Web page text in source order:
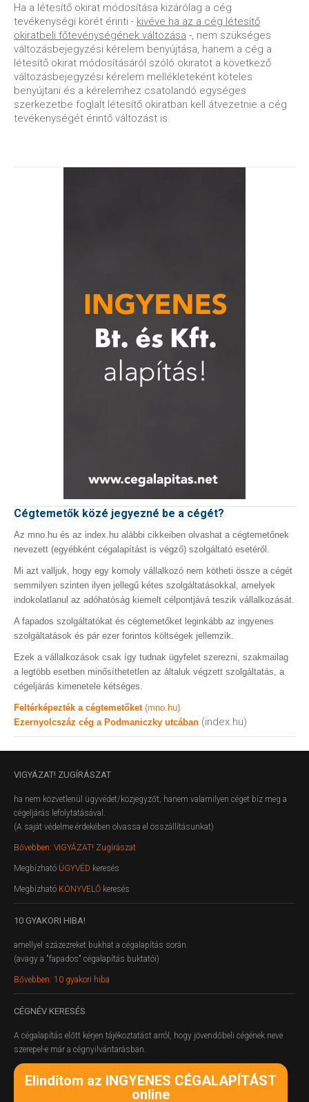
Ha a létesítő okirat módosítása kizárólag a cég
tevékenységi körét érinti - kivéve ha az a cég létesítő
okiratbeli főtevénységének változása -, nem szükséges
változásbejegyzési kérelem benyújtása, hanem a cég a
létesítő okirat módosításáról szóló okiratot a következő
változásbejegyzési kérelem mellékleteként köteles
benyújtani és a kérelemhez csatolandó egységes
szerkezetbe foglalt létesítő okiratban kell átvezetnie a cég
tevékenységét érintő változást is.
Cégtemetők közé jegyezné be a cégét?
Az mno.hu és az index.hu alábbi cikkeiben olvashat a cégtemetőnek
nevezett (egyébként cégalapítást is végző) szolgáltató esetéről.
Mi azt valljuk, hogy egy komoly vállalkozó nem kötheti össze a cégét
semmilyen szinten ilyen jellegű kétes szolgáltatásokkal, amelyek
indokolatlanul az adóhatóság kiemelt célpontjává teszik vállalkozását.
A fapados szolgáltatókat és cégtemetőket leginkább az ingyenes
szolgáltatások és pár ezer forintos költségek jellemzik.
Ezek a vállalkozások csak így tudnak ügyfelet szerezni, szakmailag
a legtöbb esetben minősíthetetlen az általuk végzett szolgáltatás, a
cégeljárás kimenetele kétséges.
Feltérképezték a cégtemetőket (mno.hu)
Ezernyolcszáz cég a Podmaniczky utcában (index.hu)
VIGYÁZAT! ZUGÍRÁSZAT
ha nem közvetlenül ügyvédet/közjegyzőt, hanem valamilyen céget bíz meg a
cégeljárás lefolytatásával.
(A saját védelme érdekében olvassa el összállításunkat)
Bővebben: VIGYÁZAT! Zugírászat
Megbízható ÜGYVÉD keresés
Megbízható KÖNYVELŐ keresés
10 GYAKORI HIBA!
amellyel százezreket bukhat a cégalapítás során.
(avagy a "fapados" cégalapítás buktatói)
Bővebben: 10 gyakori hiba
CÉGNÉV KERESÉS
A cégalapítás előtt kérjen tájékoztatást arról, hogy jövendőbeli cégének neve
szerepel-e már a cégnyilvántarásban.
Elindítom az INGYENES CÉGALAPÍTÁST
online